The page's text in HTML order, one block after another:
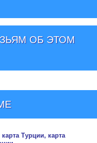
ОБ ЭТОМ
карта Турции, карта